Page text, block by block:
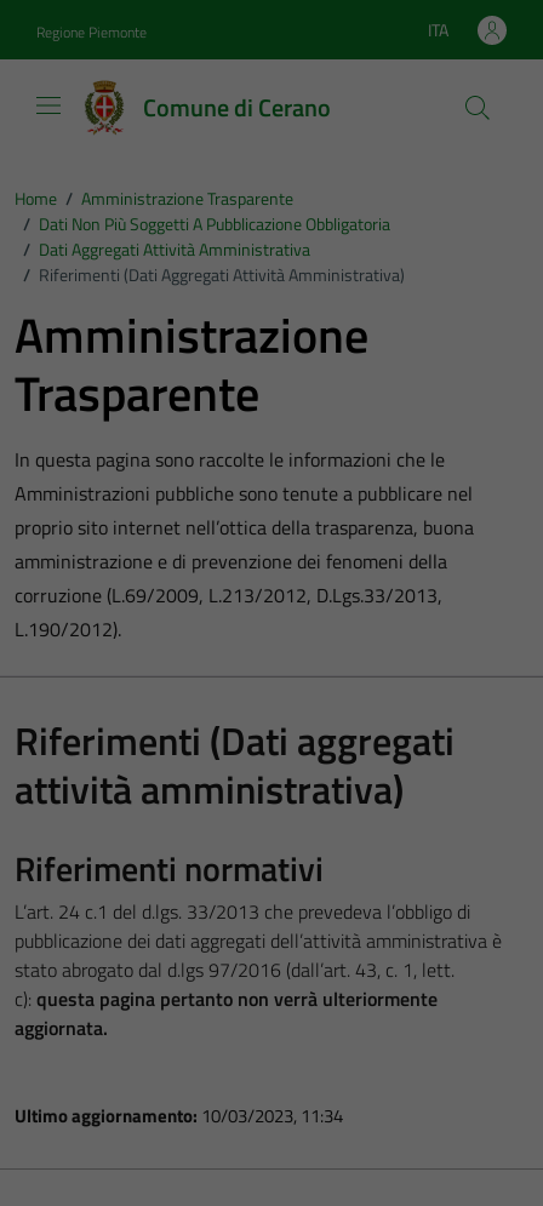
Regione Piemonte Lingua attiva:
ITA
Comune di Cerano
Home / Amministrazione Trasparente
/ Dati Non Più Soggetti A Pubblicazione Obbligatoria
/ Dati Aggregati Attività Amministrativa
/ Riferimenti (Dati Aggregati Attività Amministrativa)
Amministrazione
Trasparente
In questa pagina sono raccolte le informazioni che le
Amministrazioni pubbliche sono tenute a pubblicare nel
proprio sito internet nell’ottica della trasparenza, buona
amministrazione e di prevenzione dei fenomeni della
corruzione (L.69/2009, L.213/2012, D.Lgs.33/2013,
L.190/2012).
Riferimenti (Dati aggregati
attività amministrativa)
Riferimenti normativi
L’art. 24 c.1 del d.lgs. 33/2013 che prevedeva l’obbligo di
pubblicazione dei dati aggregati dell’attività amministrativa è
stato abrogato dal d.lgs 97/2016 (dall’art. 43, c. 1, lett.
c): questa pagina pertanto non verrà ulteriormente
aggiornata.
Ultimo aggiornamento: 10/03/2023, 11:34